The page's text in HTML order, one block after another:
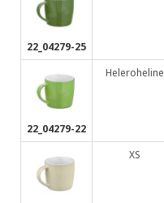
22_04279-25
22_04279-22
Heleroheline
XS